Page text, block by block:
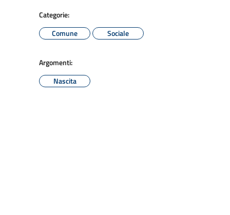
Categorie:
Comune
Sociale
Argomenti:
Nascita